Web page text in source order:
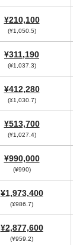
¥210,100
(¥1,050.5)
¥311,190
(¥1,037.3)
¥412,280
(¥1,030.7)
¥513,700
(¥1,027.4)
¥990,000
(¥990)
¥1,973,400
(¥986.7)
¥2,877,600
(¥959.2)